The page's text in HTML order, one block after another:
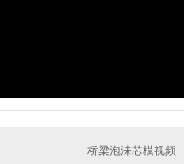
桥梁泡沬芯模视频